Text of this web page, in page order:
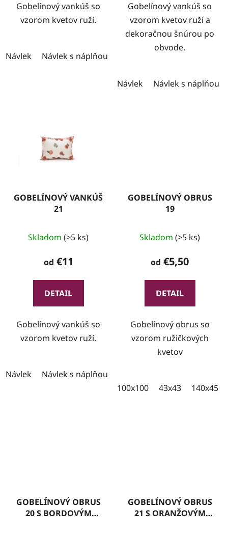
Gobelínový vankúš so
vzorom kvetov ruží.
Návlek Návlek s náplňou
Gobelínový vankúš so
vzorom kvetov ruží a
dekoračnou šnúrou po
obvode.
Návlek Návlek s náplňou
GOBELÍNOVÝ VANKÚŠ
21
Skladom (>5 ks)
od €11
DETAIL
Gobelínový vankúš so
vzorom kvetov ruží.
Návlek Návlek s náplňou
GOBELÍNOVÝ OBRUS
19
Skladom (>5 ks)
od €5,50
DETAIL
Gobelínový obrus so
vzorom ružičkových
kvetov
100x100 43x43 140x45
GOBELÍNOVÝ OBRUS
20 S BORDOVÝM
GOBELÍNOVÝ OBRUS
21 S ORANŽOVÝM